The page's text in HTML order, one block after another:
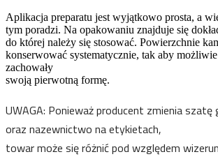
Aplikacja preparatu jest wyjątkowo prosta, a
tym poradzi. Na opakowaniu znajduje się
do której należy się stosować. Powierzchnie
konserwować systematycznie, tak aby możliwie
zachowały
swoją pierwotną formę.
UWAGA: Ponieważ producent zmienia
oraz nazewnictwo na etykietach,
towar może się różnić pod względem